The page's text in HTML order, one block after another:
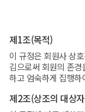
제1조(목적)
이 규정은 회원사 상
김으로써 회원의 존
하고 엄숙하게 집행
제2조(상조의 대상